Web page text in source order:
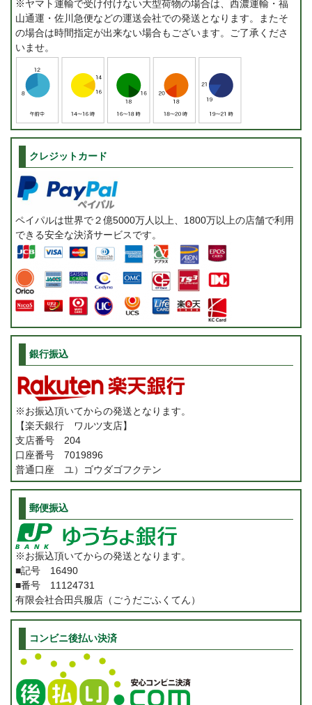
※ヤマト運輸で受け付けない大型荷物の場合は、西濃運輸・福
山通運・佐川急便などの運送会社での発送となります。またそ
の場合は時間指定が出来ない場合もございます。ご了承くださ
いませ。
クレジットカード
ペイパルは世界で２億5000万人以上、1800万以上の店舗で利用
できる安全な決済サービスです。
銀行振込
※お振込頂いてからの発送となります。
【楽天銀行 ワルツ支店】
支店番号 204
口座番号 7019896
普通口座 ユ）ゴウダゴフクテン
郵便振込
※お振込頂いてからの発送となります。
■記号 16490
■番号 11124731
有限会社合田呉服店（ごうだごふくてん）
コンビニ後払い決済